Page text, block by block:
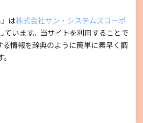
は株式会社サン・システムズコーポ
ています。当サイトを利用することで
情報を辞典のように簡単に素早く調